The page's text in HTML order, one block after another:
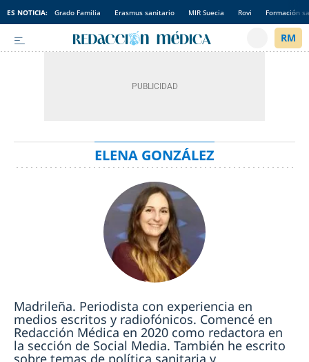
ES NOTICIA: Grado Familia Erasmus sanitario MIR Suecia Rovi Formación
ELENA GONZÁLEZ
Madrileña. Periodista con experiencia en
medios escritos y radiofónicos. Comencé en
Redacción Médica en 2020 como redactora en
la sección de Social Media. También he escrito
sobre temas de política sanitaria y